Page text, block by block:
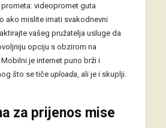
videopromet guta
ako mislite imati svakodnevni
vašeg pružatelja usluge da
opciju s obzirom na
je internet puno brži i
što se tiče uploada , ali je i skuplji.
za prijenos mise